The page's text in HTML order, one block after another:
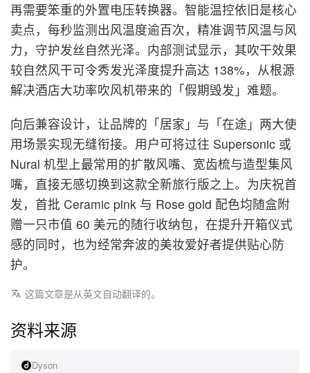
再需要笨重的外置电压转换器。智能温控依旧是核心
卖点，每秒监测出风温度逾百次，精准调节风温与风
力，守护发丝自然光泽。内部测试显示，其吹干效果
较自然风干可令秀发光泽度提升高达 138%，从根源
解决酒店大功率吹风机带来的「假期毁发」难题。
向后兼容设计，让品牌的「居家」与「在途」两大使
用场景实现无缝衔接。用户可将过往 Supersonic 或
Nural 机型上最常用的扩散风嘴、宽齿梳与造型集风
嘴，直接无感切换到这款全新旅行版之上。为庆祝首
发，首批 Ceramic pink 与 Rose gold 配色均随盒附
赠一只市值 60 美元的随行收纳包，在提升开箱仪式
感的同时，也为经常奔波的美妆爱好者提供贴心防
护。
这篇文章是从英文自动翻译的。
资料来源
Dyson